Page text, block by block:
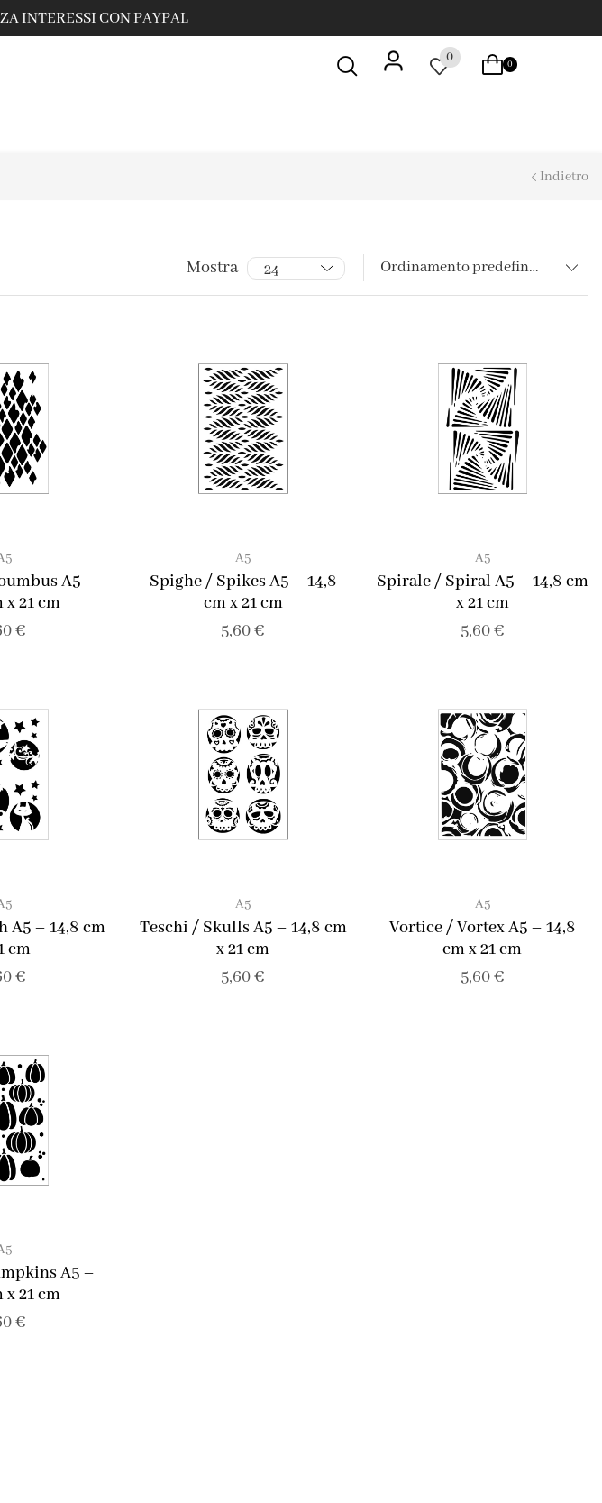
INTERESSI CON PAYPAL
0 0
Indietro
Mostra
A5 –
x 21 cm
€
A5
Spighe / Spikes A5 – 14,8
cm x 21 cm
5,60€
A5
Spirale / Spiral A5 – 14,8 cm
x 21 cm
5,60€
A5 – 14,8 cm
cm
€
A5
Teschi / Skulls A5 – 14,8 cm
x 21 cm
5,60€
A5
Vortice / Vortex A5 – 14,8
cm x 21 cm
5,60€
A5 –
x 21 cm
€